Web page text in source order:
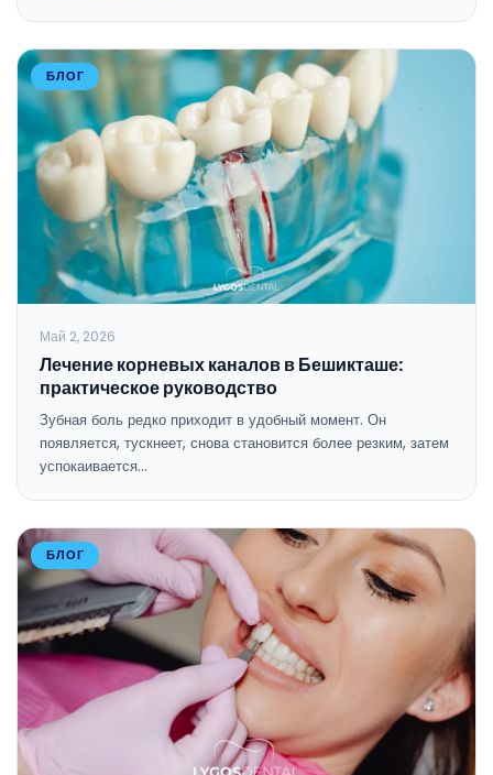
БЛОГ
Май 2, 2026
Лечение корневых каналов в Бешикташе:
практическое руководство
Зубная боль редко приходит в удобный момент. Он
появляется, тускнеет, снова становится более резким, затем
успокаивается…
БЛОГ